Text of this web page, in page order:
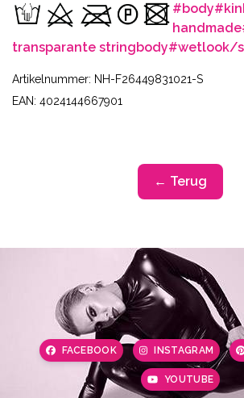
#body
handmade
transparante stringbody#wetlook/
Artikelnummer: NH-F26449831021-S
EAN: 4024144667901
← Terug
FACEBOOK INSTAGRAM
YOUTUBE